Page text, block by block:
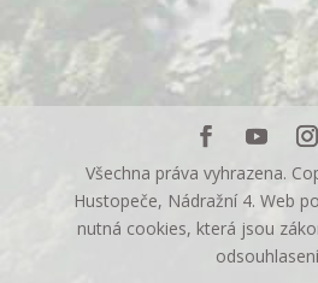
Všechna práva vyhrazena.
Hustopeče, Nádražní 4. Web
nutná cookies, která jsou